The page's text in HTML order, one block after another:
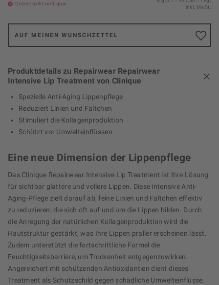
Derzeit nicht verfügbar
inkl. MwSt.
AUF MEINEN WUNSCHZETTEL
Produktdetails zu Repairwear Repairwear
Intensive Lip Treatment von Clinique
Spezielle Anti-Aging Lippenpflege
Reduziert Linien und Fältchen
Stimuliert die Kollagenproduktion
Schützt vor Umwelteinflüssen
Eine neue Dimension der Lippenpflege
Das Clinique Repairwear Intensive Lip Treatment ist Ihre Lösung
für sichtbar glattere und vollere Lippen. Diese intensive Anti-
Aging-Pflege zielt darauf ab, feine Linien und Fältchen effektiv
zu reduzieren, die sich oft auf und um die Lippen bilden. Durch
die Anregung der natürlichen Kollagenproduktion wird die
Hautstruktur gestärkt, was Ihre Lippen praller erscheinen lässt.
Zudem unterstützt die fortschrittliche Formel die
Feuchtigkeitsbarriere, um Trockenheit entgegenzuwirken.
Angereichert mit schützenden Antioxidantien dient dieses
Treatment als Schutzschild gegen schädliche Umwelteinflüsse.